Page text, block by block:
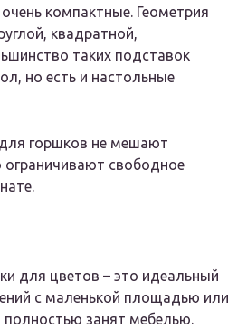
компактные. Геометрия
квадратной,
таких подставок
но есть и настольные
горшков не мешают
ограничивают свободное
для цветов – это идеальный
с маленькой площадью или
полностью занят мебелью.